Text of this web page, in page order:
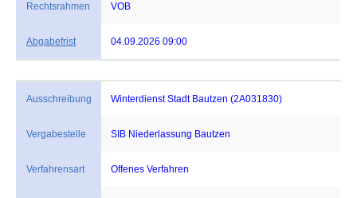
Rechtsrahmen VOB
Abgabefrist 04.09.2026 09:00
Ausschreibung Winterdienst Stadt Bautzen (2A031830)
Vergabestelle SIB Niederlassung Bautzen
Verfahrensart Offenes Verfahren